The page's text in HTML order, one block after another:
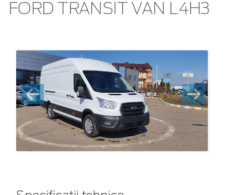
FORD TRANSIT VAN L4H3